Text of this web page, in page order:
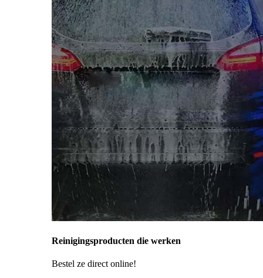
Reinigingsproducten die werken
Bestel ze direct online!